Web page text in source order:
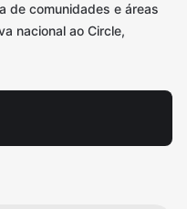
de comunidades e áreas
nacional ao Circle,